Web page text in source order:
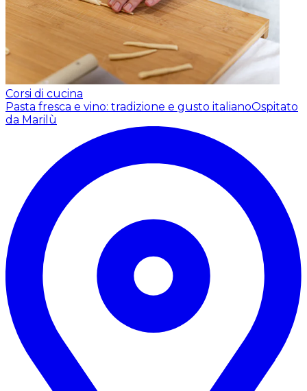
Corsi di cucina
Pasta fresca e vino: tradizione e gusto italianoOspitato
da Marilù